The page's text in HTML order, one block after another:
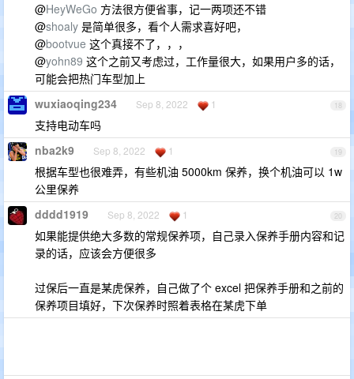
@HeyWeGo 方法很方便省事，记一两项还不错
@shoaly 是简单很多，看个人需求喜好吧，
@bootvue 这个真接不了，，，
@yohn89 这个之前又考虑过，工作量很大，如果用户多的话，
可能会把热门车型加上
18
wuxiaoqing234 Sep 8, 2022 1
支持电动车吗
19
nba2k9 Sep 8, 2022 1
根据车型也很难弄，有些机油 5000km 保养，换个机油可以 1w
公里保养
20
dddd1919 Sep 8, 2022 1
如果能提供绝大多数的常规保养项，自己录入保养手册内容和记
录的话，应该会方便很多
过保后一直是某虎保养，自己做了个 excel 把保养手册和之前的
保养项目填好，下次保养时照着表格在某虎下单